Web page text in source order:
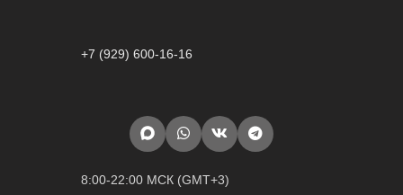
+7 (929) 600-16-16
8:00-22:00 МСК (GMT+3)